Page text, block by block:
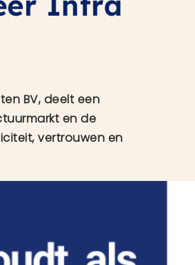
BV, deelt een
en de
vertrouwen en